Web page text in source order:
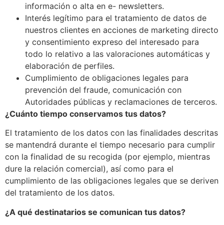
información o alta en e- newsletters.
Interés legítimo para el tratamiento de datos de
nuestros clientes en acciones de marketing directo
y consentimiento expreso del interesado para
todo lo relativo a las valoraciones automáticas y
elaboración de perfiles.
Cumplimiento de obligaciones legales para
prevención del fraude, comunicación con
Autoridades públicas y reclamaciones de terceros.
¿Cuánto tiempo conservamos tus datos?
El tratamiento de los datos con las finalidades descritas
se mantendrá durante el tiempo necesario para cumplir
con la finalidad de su recogida (por ejemplo, mientras
dure la relación comercial), así como para el
cumplimiento de las obligaciones legales que se deriven
del tratamiento de los datos.
¿A qué destinatarios se comunican tus datos?